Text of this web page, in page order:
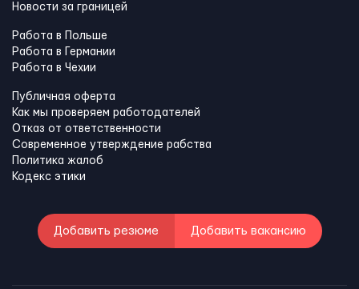
Новости за границей
Работа в Польше
Работа в Германии
Работа в Чехии
Публичная оферта
Как мы проверяем работодателей
Отказ от ответственности
Современное утверждение рабства
Политика жалоб
Кодекс этики
Добавить резюме Добавить вакансию